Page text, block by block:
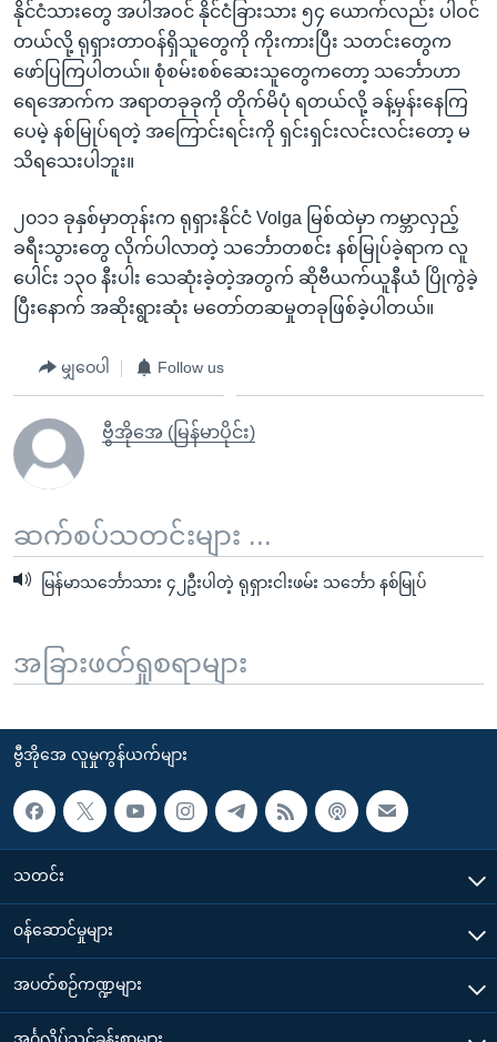
နိုင်ငံသားတွေ အပါအဝင် နိုင်ငံခြားသား ၅၄ ယောက်လည်း ပါဝင်
တယ်လို့ ရုရှားတာဝန်ရှိသူတွေကို ကိုးကားပြီး သတင်းတွေက
ဖော်ပြကြပါတယ်။ စုံစမ်းစစ်ဆေးသူတွေကတော့ သင်္ဘောဟာ
ရေအောက်က အရာတခုခုကို တိုက်မိပုံ ရတယ်လို့ ခန့်မှန်းနေကြ
ပေမဲ့ နစ်မြုပ်ရတဲ့ အကြောင်းရင်းကို ရှင်းရှင်းလင်းလင်းတော့ မ
သိရသေးပါဘူး။
၂၀၁၁ ခုနှစ်မှာတုန်းက ရုရှားနိုင်ငံ Volga မြစ်ထဲမှာ ကမ္ဘာလှည့်
ခရီးသွားတွေ လိုက်ပါလာတဲ့ သင်္ဘောတစင်း နစ်မြုပ်ခဲ့ရာက လူ
ပေါင်း ၁၃၀ နီးပါး သေဆုံးခဲ့တဲ့အတွက် ဆိုဗီယက်ယူနီယံ ပြိုကွဲခဲ့
ပြီးနောက် အဆိုးရွားဆုံး မတော်တဆမှုတခုဖြစ်ခဲ့ပါတယ်။
မျှဝေပါ Follow us
ဗွီအိုအေ (မြန်မာပိုင်း)
ဆက်စပ်သတင်းများ ...
မြန်မာသင်္ဘောသား ၄၂ဦးပါတဲ့ ရုရှားငါးဖမ်း သင်္ဘော နစ်မြုပ်
အခြားဖတ်ရှုစရာများ
ဗွီအိုအေ လူမှုကွန်ယက်များ
သတင်း
၀န်ဆောင်မှုများ
အပတ်စဉ်ကဏ္ဍများ